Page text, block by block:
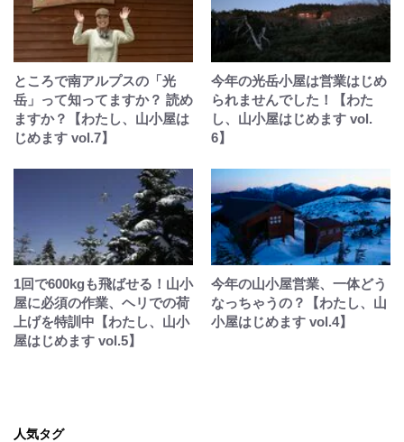
ところで南アルプスの「光
岳」って知ってますか？ 読め
ますか？【わたし、山小屋は
じめます vol.7】
今年の光岳小屋は営業はじめ
られませんでした！【わた
し、山小屋はじめます vol.
6】
1回で600kgも飛ばせる！山小
屋に必須の作業、ヘリでの荷
上げを特訓中【わたし、山小
屋はじめます vol.5】
今年の山小屋営業、一体どう
なっちゃうの？【わたし、山
小屋はじめます vol.4】
人気タグ